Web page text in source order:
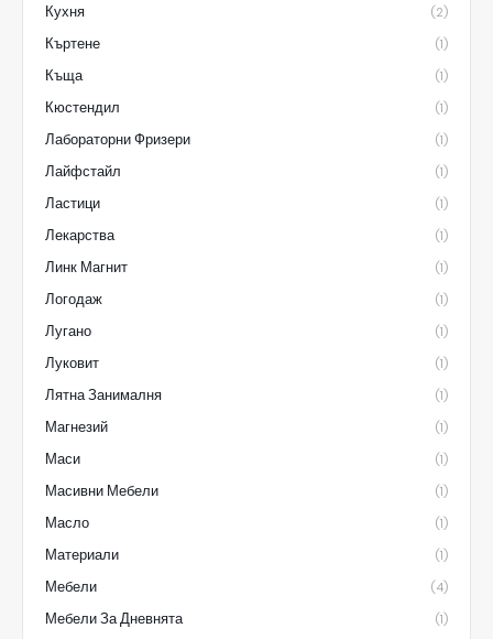
Кухня (2)
Къртене (1)
Къща (1)
Кюстендил (1)
Лабораторни Фризери (1)
Лайфстайл (1)
Ластици (1)
Лекарства (1)
Линк Магнит (1)
Логодаж (1)
Лугано (1)
Луковит (1)
Лятна Занималня (1)
Магнезий (1)
Маси (1)
Масивни Мебели (1)
Масло (1)
Материали (1)
Мебели (4)
Мебели За Дневнята (1)